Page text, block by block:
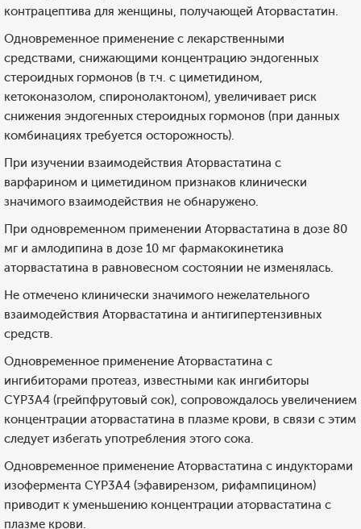
контрацептива для женщины, получающей Аторвастатин.
Одновременное применение с лекарственными
средствами, снижающими концентрацию эндогенных
стероидных гормонов (в т.ч. с циметидином,
кетоконазолом, спиронолактоном), увеличивает риск
снижения эндогенных стероидных гормонов (при данных
комбинациях требуется осторожность).
При изучении взаимодействия Аторвастатина с
варфарином и циметидином признаков клинически
значимого взаимодействия не обнаружено.
При одновременном применении Аторвастатина в дозе 80
мг и амлодипина в дозе 10 мг фармакокинетика
аторвастатина в равновесном состоянии не изменялась.
Не отмечено клинически значимого нежелательного
взаимодействия Аторвастатина и антигипертензивных
средств.
Одновременное применение Аторвастатина с
ингибиторами протеаз, известными как ингибиторы
CYP3А4 (грейпфрутовый сок), сопровождалось увеличением
концентрации аторвастатина в плазме крови, в связи с этим
следует избегать употребления этого сока.
Одновременное применение Аторвастатина с индукторами
изофермента CYP3А4 (эфавирензом, рифампицином)
приводит к уменьшению концентрации аторвастатина с
плазме крови.